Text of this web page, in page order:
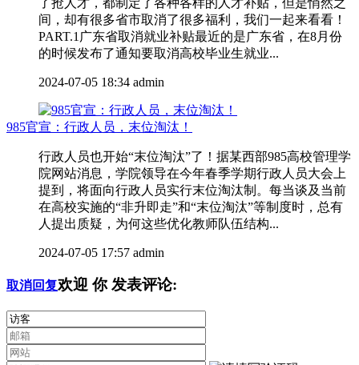
间，却有很多省市取消了很多福利，我们一起来看看！
PART.1广东省取消就业补贴最近的是广东省，在8月份
的时候发布了通知要取消高校毕业生就业...
2024-07-05 18:34 admin
985官宣：行政人员，末位淘汰！
行政人员也开始“末位淘汰”了！据某西部985高校管理学
院网站消息，学院领导在今年春季学期行政人员大会上
提到，将面向行政人员实行末位淘汰制。每当谈及当前
在高校实施的“非升即走”和“末位淘汰”等制度时，总有
人提出质疑，为何这些优化教师队伍结构...
2024-07-05 17:57 admin
取消回复欢迎 你发表评论: